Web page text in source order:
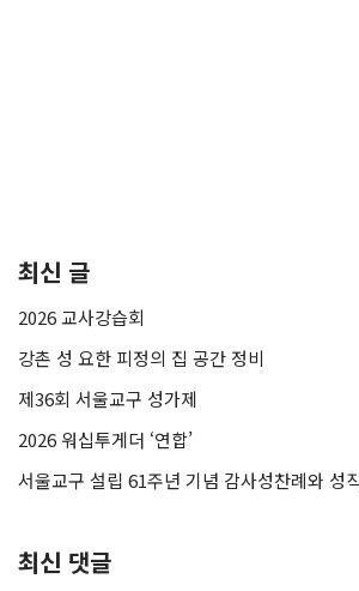
최신 글
2026 교사강습회
강촌 성 요한 피정의 집 공간 정비
제36회 서울교구 성가제
2026 워십투게더 ‘연합’
서울교구 설립 61주년 기념 감사성찬례와 성
최신 댓글